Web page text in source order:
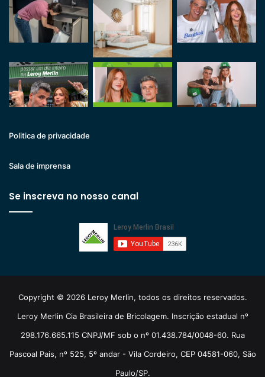
Politica de privacidade
Sala de imprensa
Se inscreva no nosso canal
Copyright © 2026 Leroy Merlin, todos os direitos reservados.
Leroy Merlin Cia Brasileira de Bricolagem. Inscrição estadual nº
298.176.665.115 CNPJ/MF sob o nº 01.438.784/0048-60. Rua
Pascoal Pais, nº 525, 5º andar - Vila Cordeiro, CEP 04581-060, São
Paulo/SP.